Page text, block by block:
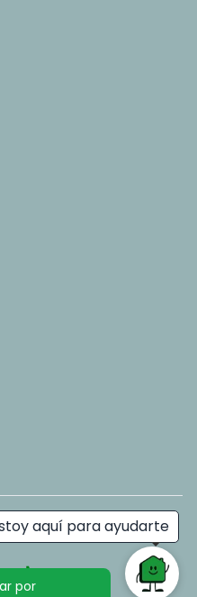
aquí para ayudarte
por
- Hecho con ❤️ por